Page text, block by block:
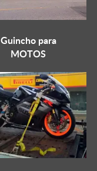
Guincho para
MOTOS